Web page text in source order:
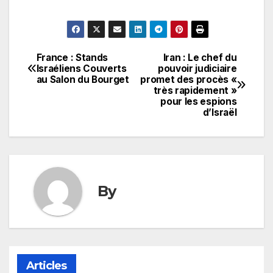
Navigation
de
Iran : Le chef du
pouvoir judiciaire
promet des procès «
très rapidement »
pour les espions
d’Israël
France : Stands
Israéliens Couverts
au Salon du Bourget
By
Articles